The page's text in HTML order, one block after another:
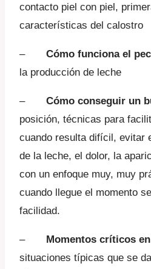
contacto piel con piel,
características del calostro
– Cómo funciona el
la producción de leche
– Cómo conseguir un
posición, técnicas para
cuando resulta difícil, evitar
de la leche, el dolor, la
con un enfoque muy, muy
cuando llegue el momento
facilidad.
– Momentos críticos
situaciones típicas que se